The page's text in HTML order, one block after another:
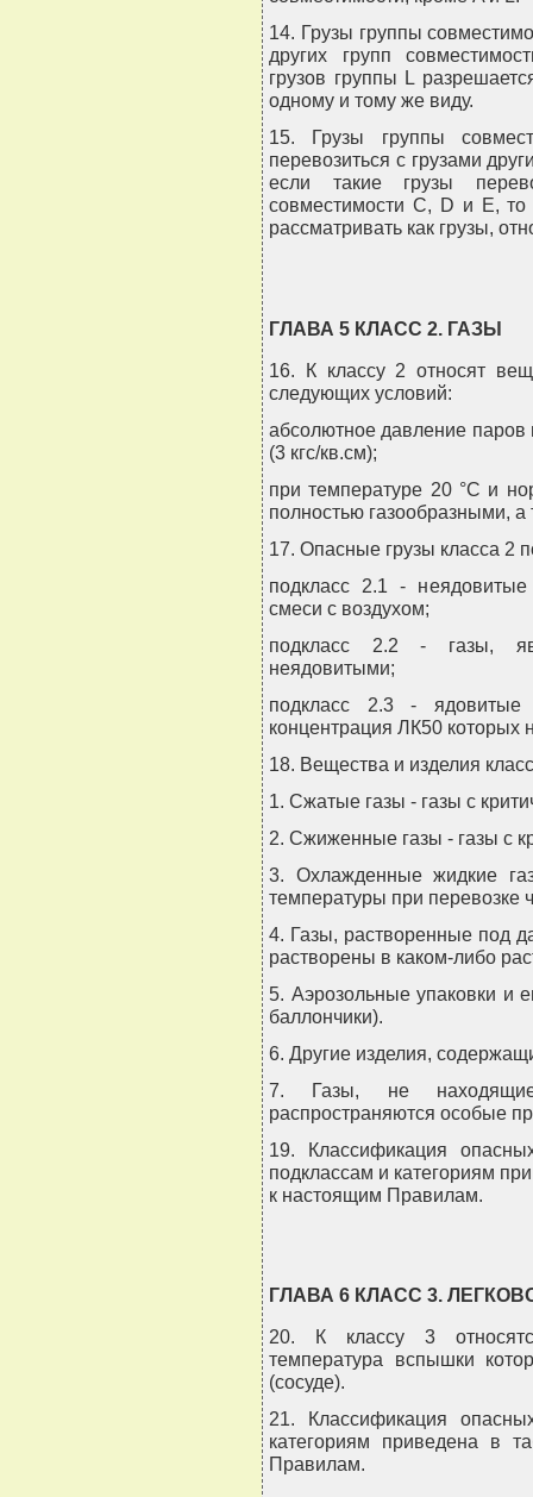
14. Грузы группы
других групп
грузов группы L
одному и тому же виду.
15. Грузы группы
перевозиться с грузами
если такие грузы
совместимости C, D и E, то
рассматривать как грузы,
ГЛАВА 5 КЛАСС 2. ГАЗЫ
16. К классу 2 относят
следующих условий:
абсолютное давление
(3 кгс/кв.см);
при температуре 20 °C и
полностью газообразными,
17. Опасные грузы класса 2
подкласс 2.1 -
смеси с воздухом;
подкласс 2.2 - газы,
неядовитыми;
подкласс 2.3 - ядовитые
концентрация ЛК50 которых
18. Вещества и изделия
1. Сжатые газы - газы с
2. Сжиженные газы - газы с
3. Охлажденные жидкие
температуры при перевозке
4. Газы, растворенные под
растворены в каком-либо
5. Аэрозольные упаковки и
баллончики).
6. Другие изделия,
7. Газы, не
распространяются особые
19. Классификация
подклассам и категориям
к настоящим Правилам.
ГЛАВА 6 КЛАСС 3.
20. К классу 3
температура вспышки
(сосуде).
21. Классификация
категориям приведена в
Правилам.